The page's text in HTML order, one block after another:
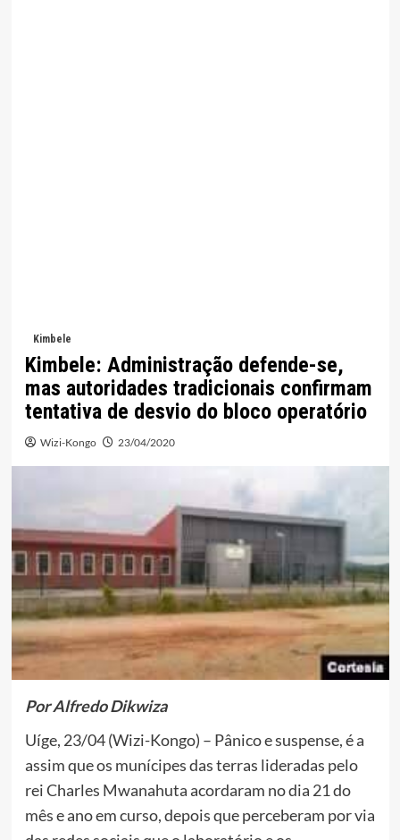
Kimbele
Kimbele: Administração defende-se,
mas autoridades tradicionais confirmam
tentativa de desvio do bloco operatório
Wizi-Kongo 23/04/2020
Por Alfredo Dikwiza
Uíge, 23/04 (Wizi-Kongo) – Pânico e suspense, é a
assim que os munícipes das terras lideradas pelo
rei Charles Mwanahuta acordaram no dia 21 do
mês e ano em curso, depois que perceberam por via